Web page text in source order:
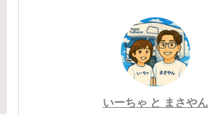
いーちゃ と まさやん